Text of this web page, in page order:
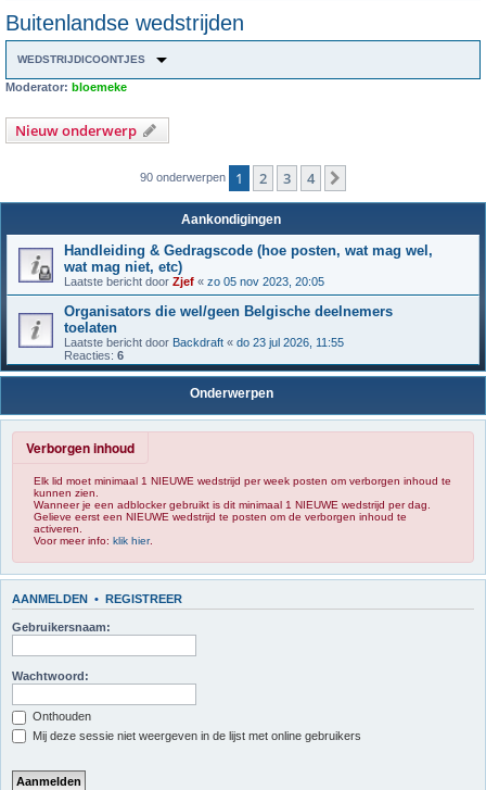
Buitenlandse wedstrijden
WEDSTRIJDICOONTJES
Moderator: bloemeke
Nieuw onderwerp
90 onderwerpen 1 2 3 4
Aankondigingen
Handleiding & Gedragscode (hoe posten, wat mag wel,
wat mag niet, etc)
Laatste bericht door Zjef « zo 05 nov 2023, 20:05
Organisators die wel/geen Belgische deelnemers
toelaten
Laatste bericht door Backdraft « do 23 jul 2026, 11:55
Reacties: 6
Onderwerpen
Verborgen inhoud
Elk lid moet minimaal 1 NIEUWE wedstrijd per week posten om verborgen inhoud te
kunnen zien.
Wanneer je een adblocker gebruikt is dit minimaal 1 NIEUWE wedstrijd per dag.
Gelieve eerst een NIEUWE wedstrijd te posten om de verborgen inhoud te
activeren.
Voor meer info: klik hier.
AANMELDEN • REGISTREER
Gebruikersnaam:
Wachtwoord:
Onthouden
Mij deze sessie niet weergeven in de lijst met online gebruikers